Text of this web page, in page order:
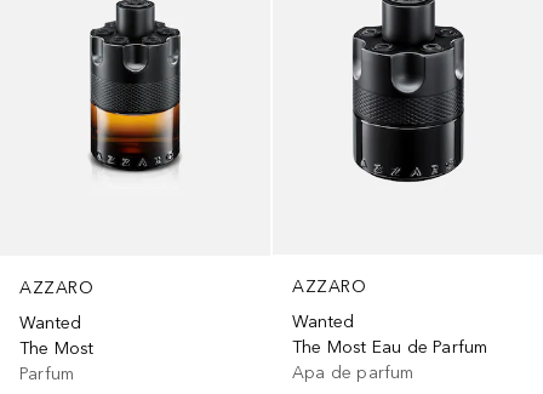
AZZARO
Wanted
The Most
Parfum
AZZARO
Wanted
The Most Eau de Parfum
Apa de parfum